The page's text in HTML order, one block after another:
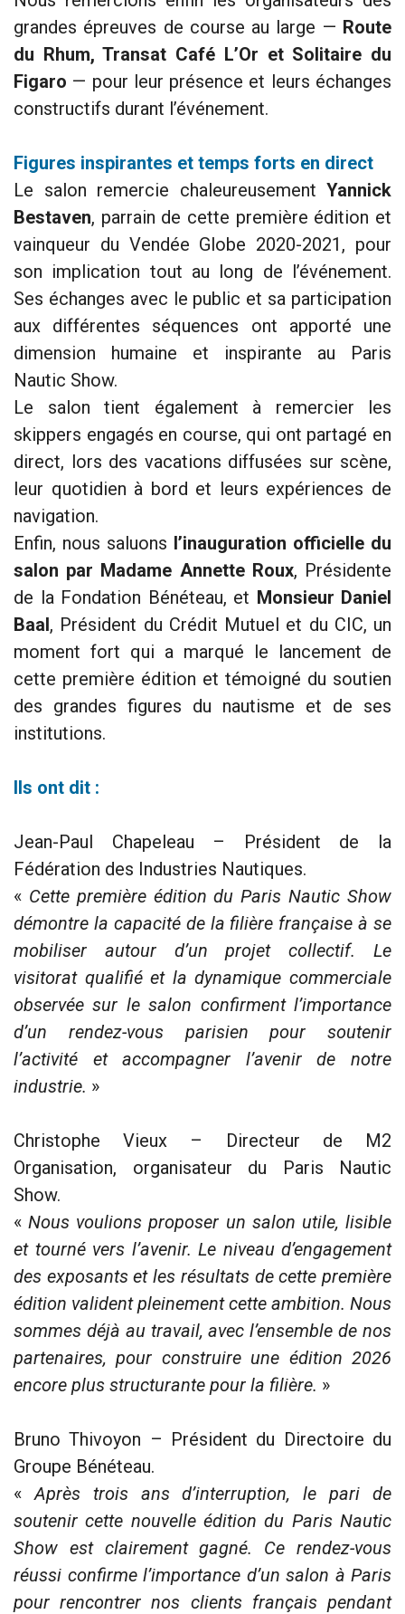
grandes épreuves de course au large — Route
du Rhum, Transat Café L’Or et Solitaire du
Figaro — pour leur présence et leurs échanges
constructifs durant l’événement.
Figures inspirantes et temps forts en direct
Le salon remercie chaleureusement Yannick
Bestaven, parrain de cette première édition et
vainqueur du Vendée Globe 2020-2021, pour
son implication tout au long de l’événement.
Ses échanges avec le public et sa participation
aux différentes séquences ont apporté une
dimension humaine et inspirante au Paris
Nautic Show.
Le salon tient également à remercier les
skippers engagés en course, qui ont partagé en
direct, lors des vacations diffusées sur scène,
leur quotidien à bord et leurs expériences de
navigation.
Enfin, nous saluons l’inauguration officielle du
salon par Madame Annette Roux, Présidente
de la Fondation Bénéteau, et Monsieur Daniel
Baal, Président du Crédit Mutuel et du CIC, un
moment fort qui a marqué le lancement de
cette première édition et témoigné du soutien
des grandes figures du nautisme et de ses
institutions.
Ils ont dit :
Jean-Paul Chapeleau – Président de la
Fédération des Industries Nautiques.
« Cette première édition du Paris Nautic Show
démontre la capacité de la filière française à se
mobiliser autour d’un projet collectif. Le
visitorat qualifié et la dynamique commerciale
observée sur le salon confirment l’importance
d’un rendez-vous parisien pour soutenir
l’activité et accompagner l’avenir de notre
industrie. »
Christophe Vieux – Directeur de M2
Organisation, organisateur du Paris Nautic
Show.
«Nous voulions proposer un salon utile, lisible
et tourné vers l’avenir. Le niveau d’engagement
des exposants et les résultats de cette première
édition valident pleinement cette ambition. Nous
sommes déjà au travail, avec l’ensemble de nos
partenaires, pour construire une édition 2026
encore plus structurante pour la filière. »
Bruno Thivoyon – Président du Directoire du
Groupe Bénéteau.
« Après trois ans d’interruption, le pari de
soutenir cette nouvelle édition du Paris Nautic
Show est clairement gagné. Ce rendez-vous
réussi confirme l’importance d’un salon à Paris
pour rencontrer nos clients français pendant